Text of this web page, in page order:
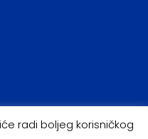
radi boljeg korisničkog